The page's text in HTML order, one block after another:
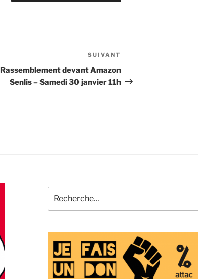
suivant
SUIVANT
Rassemblement devant Amazon
Senlis – Samedi 30 janvier 11h
pour
: